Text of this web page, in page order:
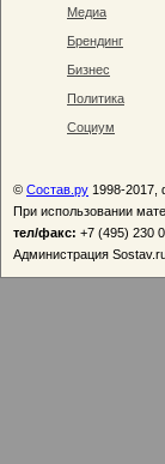
Медиа
Брендинг
Бизнес
Политика
Социум
© Состав.ру 1998-2017,
При использовании
тел/факс: +7 (495) 230
Администрация